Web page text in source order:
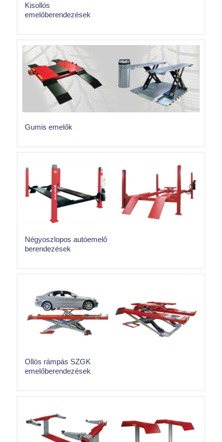
Kisollós
emelőberendezések
Gumis emelők
Négyoszlopos autóemelő
berendezések
Ollós rámpás SZGK
emelőberendezések